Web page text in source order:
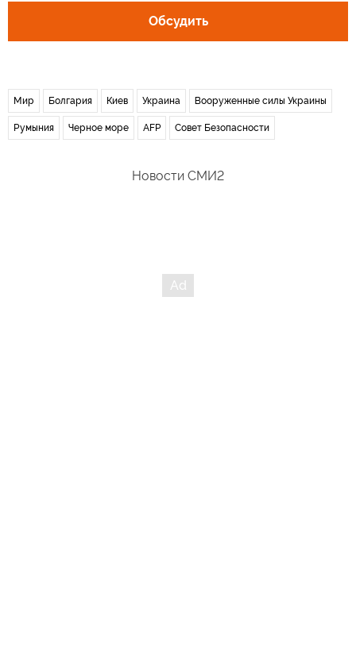
Обсудить
Мир Болгария Киев Украина Вооруженные силы Украины
Румыния Черное море AFP Совет Безопасности
Новости СМИ2